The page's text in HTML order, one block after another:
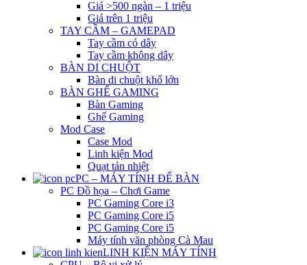
Giá >500 ngàn – 1 triệu
Giá trên 1 triệu
TAY CẦM – GAMEPAD
Tay cầm có dây
Tay cầm không dây
BÀN DI CHUỘT
Bàn di chuột khổ lớn
BÀN GHẾ GAMING
Bàn Gaming
Ghế Gaming
Mod Case
Case Mod
Linh kiện Mod
Quạt tản nhiệt
PC – MÁY TÍNH ĐỂ BÀN
PC Đồ họa – Chơi Game
PC Gaming Core i3
PC Gaming Core i5
PC Gaming Core i5
Máy tính văn phòng Cà Mau
LINH KIỆN MÁY TÍNH